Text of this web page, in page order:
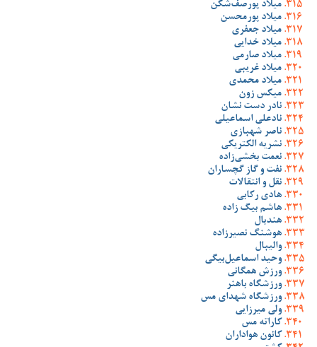
میلاد پورصف‌شکن
میلاد پورمحسن
میلاد جعفری
میلاد خدایی
میلاد صارمی
میلاد غریبی
میلاد محمدی
میکس زون
نادر دست نشان
نادعلی اسماعیلی
ناصر شهبازی
نشریه الکتریکی
نعمت بخشی‌زاده
نفت و گاز گچساران
نقل و انتقالات
هادی رکابی
هاشم بیگ زاده
هندبال
هوشنگ نصیرزاده
والیبال
وحید اسماعیل‌بیگی
ورزش همگانی
ورزشگاه باهنر
ورزشگاه شهدای مس
ولی میرزایی
کاراته مس
کانون هواداران